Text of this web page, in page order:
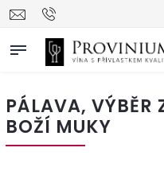
PÁLAVA, VÝBĚR
BOŽÍ MUKY